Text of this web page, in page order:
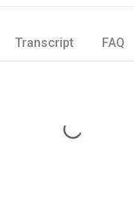
Transcript FAQ
Loading...